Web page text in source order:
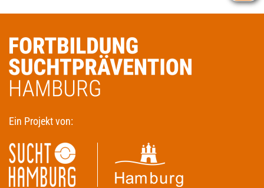
Ein Projekt von: